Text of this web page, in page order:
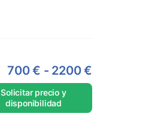
700 € - 2200 €
Solicitar precio y
disponibilidad